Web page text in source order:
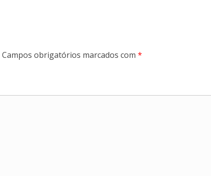
Campos obrigatórios marcados com *